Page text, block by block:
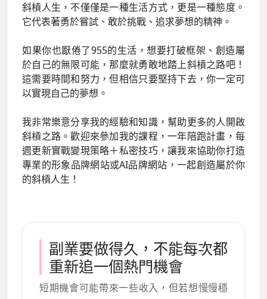
斜槓人生，不僅僅是一種生活方式，更是一種態度。
它代表著勇於嘗試、敢於挑戰、追求夢想的精神。
如果你也厭倦了955的生活，想要打破框架、創造屬
於自己的無限可能，那麼就勇敢地踏上斜槓之路吧！
這需要時間和努力，但相信只要堅持下去，你一定可
以實現自己的夢想。
我非常樂意分享我的經驗和知識，幫助更多的人開啟
斜槓之路。歡迎來參加我的課程，一年陪跑計畫，每
週更新實戰變現策略＋私密技巧，讓我來協助你打造
專業的形象品牌網站或AI品牌網站，一起創造屬於你
的斜槓人生！
副業要做得久，不能每次都
重新追一個熱門機會
短期機會可能帶來一些收入，但若想慢慢穩